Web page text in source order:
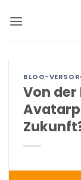
Inhalt
BLOG-
Von